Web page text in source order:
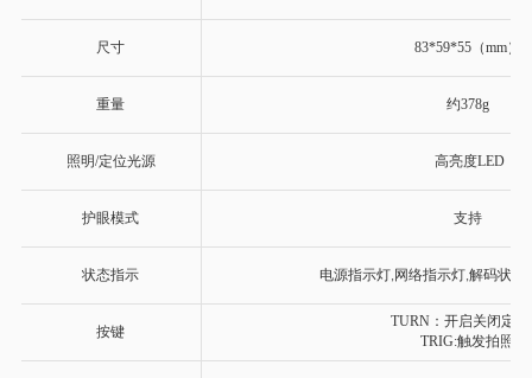
尺寸 83*59*55（mm）
重量 约378g
照明/定位光源 高亮度LED
护眼模式 支持
状态指示 电源指示灯,网络指示灯,解码状态
按键
TURN：开启关闭定
TRIG:触发拍照